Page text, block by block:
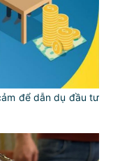
để dẫn dụ đầu tư